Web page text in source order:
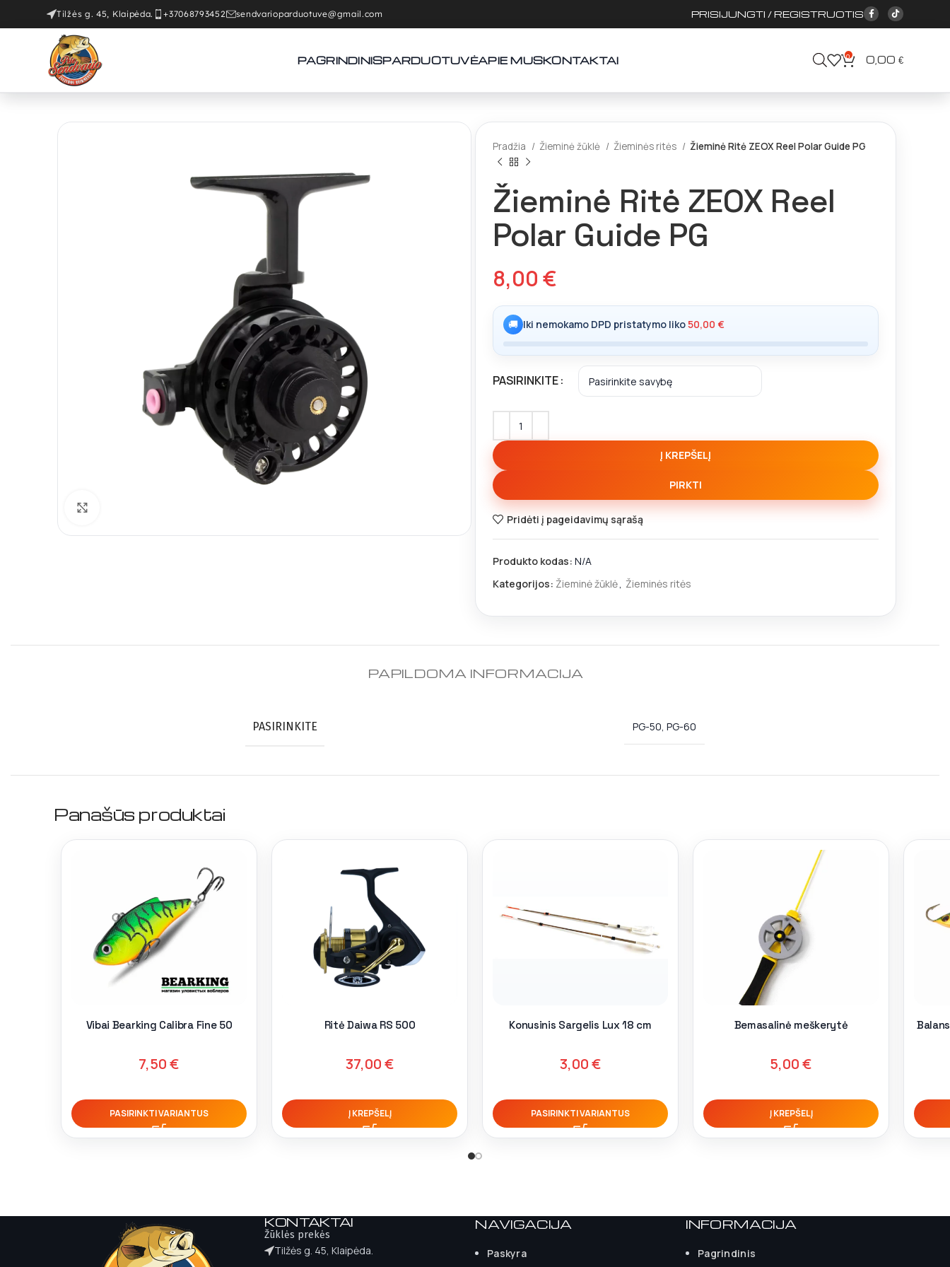
Tilžės g. 45, Klaipėda. +37068793452 sendvarioparduotuve@gmail.com PRISIJUNGTI / REGISTRUOTIS
PAGRINDINISPARDUOTUVĖAPIE MUSKONTAKTAI 0 0,00 €
Pradžia Žieminė žūklė Žieminės ritės Žieminė Ritė ZEOX Reel Polar Guide PG
Žieminė Ritė ZEOX Reel
Polar Guide PG
8,00€
🚚 Iki nemokamo DPD pristatymo liko50,00 €
PASIRINKITE
Į KREPŠELĮ
PIRKTI
Pridėti į pageidavimų sąrašą
Produkto kodas: N/A
Kategorijos: Žieminė žūklė, Žieminės ritės
PAPILDOMA INFORMACIJA
PASIRINKITE PG-50, PG-60
Panašūs produktai
Vibai Bearking Calibra Fine 50
7,50€
PASIRINKTI VARIANTUS
Ritė Daiwa RS 500
37,00€
Į KREPŠELĮ
Konusinis Sargelis Lux 18 cm
3,00€
PASIRINKTI VARIANTUS
Bemasalinė meškerytė
5,00€
Į KREPŠELĮ
KONTAKTAI
Žūklės prekės
Tilžės g. 45, Klaipėda.
NAVIGACIJA
Paskyra
INFORMACIJA
Pagrindinis